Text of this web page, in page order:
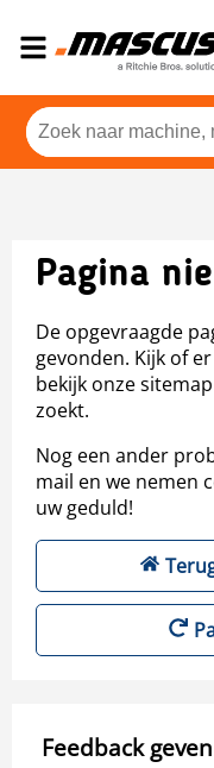
Pagina
De opgevraagde
gevonden. Kijk of
bekijk onze
zoekt.
Nog een ander
mail en we nemen
uw geduld!
Feedback geven